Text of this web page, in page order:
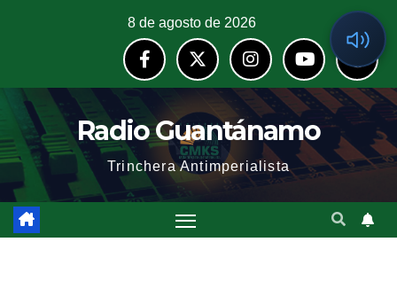
8 de agosto de 2026
Radio Guantánamo
Trinchera Antimperialista